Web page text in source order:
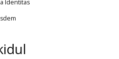
Identitas